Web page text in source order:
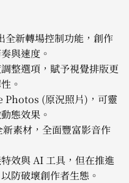
新轉場控制功能，創作
與速度。
整選項，賦予視覺排版更
。
Photos (原況照片)，可靈
態效果。
素材，全面豐富影音作
效與 AI 工具，但在推進
防破壞創作者生態。